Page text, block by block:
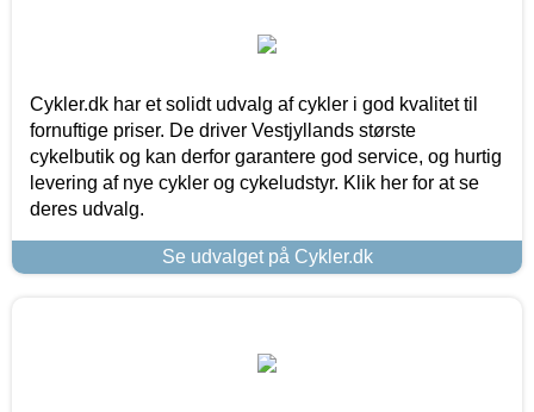
Cykler.dk har et solidt udvalg af cykler i god kvalitet til
fornuftige priser. De driver Vestjyllands største
cykelbutik og kan derfor garantere god service, og hurtig
levering af nye cykler og cykeludstyr. Klik her for at se
deres udvalg.
Se udvalget på Cykler.dk